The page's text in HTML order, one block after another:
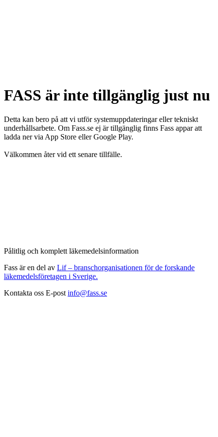
FASS är inte tillgänglig just nu
Detta kan bero på att vi utför systemuppdateringar eller tekniskt
underhållsarbete. Om Fass.se ej är tillgänglig finns Fass appar att
ladda ner via App Store eller Google Play.
Välkommen åter vid ett senare tillfälle.
Pålitlig och komplett läkemedelsinformation
Fass är en del av Lif – branschorganisationen för de forskande
läkemedelsföretagen i Sverige.
Kontakta oss E-post info@fass.se